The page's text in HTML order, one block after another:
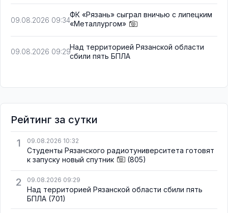
09.08.2026 09:34
ФК «Рязань» сыграл вничью с липецким
«Металлургом»
09.08.2026 09:29
Над территорией Рязанской области
сбили пять БПЛА
Рейтинг за сутки
1
09.08.2026 10:32
Студенты Рязанского радиотуниверситета готовят
к запуску новый спутник
(805)
2 09.08.2026 09:29
Над территорией Рязанской области сбили пять
БПЛА (701)